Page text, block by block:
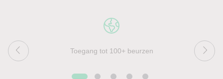
Toegang tot 100+ beurzen